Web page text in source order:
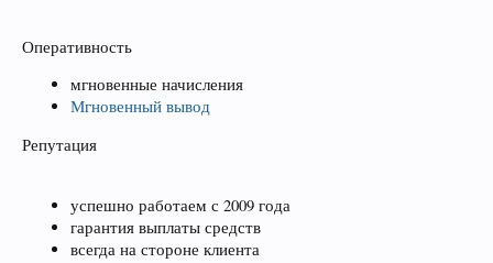
Оперативность
мгновенные начисления
Мгновенный вывод
Репутация
успешно работаем с 2009 года
гарантия выплаты средств
всегда на стороне клиента